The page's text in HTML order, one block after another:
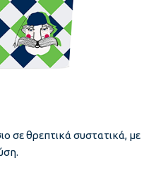
σε θρεπτικά συστατικά, με